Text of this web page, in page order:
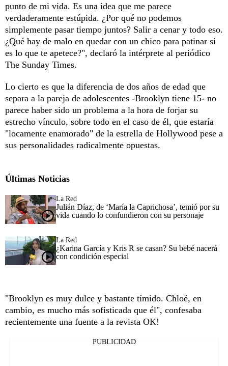
punto de mi vida. Es una idea que me parece
verdaderamente estúpida. ¿Por qué no podemos
simplemente pasar tiempo juntos? Salir a cenar y todo eso.
¿Qué hay de malo en quedar con un chico para patinar si
es lo que te apetece?", declaró la intérprete al periódico
The Sunday Times.
Lo cierto es que la diferencia de dos años de edad que
separa a la pareja de adolescentes -Brooklyn tiene 15- no
parece haber sido un problema a la hora de forjar su
estrecho vínculo, sobre todo en el caso de él, que estaría
"locamente enamorado" de la estrella de Hollywood pese a
sus personalidades radicalmente opuestas.
Últimas Noticias
La Red
Julián Díaz, de ‘María la Caprichosa’, temió por su
vida cuando lo confundieron con su personaje
La Red
¿Karina García y Kris R se casan? Su bebé nacerá
con condición especial
"Brooklyn es muy dulce y bastante tímido. Chloë, en
cambio, es mucho más sofisticada que él", confesaba
recientemente una fuente a la revista OK!
PUBLICIDAD